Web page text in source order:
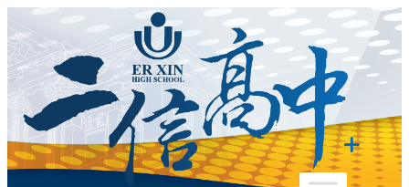
至
主
容